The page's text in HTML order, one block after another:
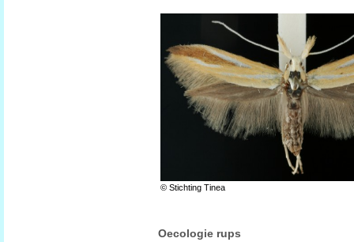
© Stichting Tinea
Oecologie rups